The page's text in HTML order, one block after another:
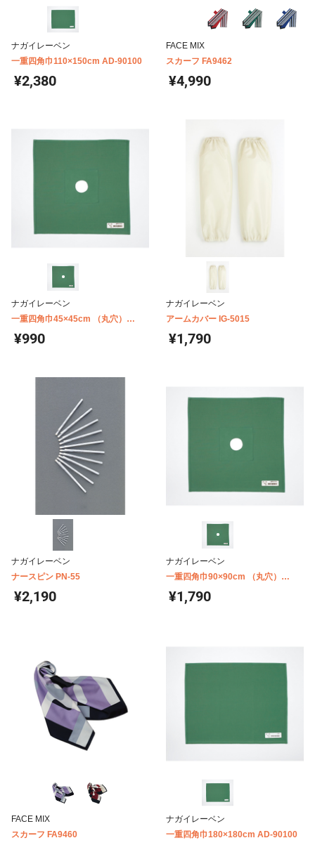
ナガイレーベン
一重四角巾110×150cm AD-90100
¥2,380
FACE MIX
スカーフ FA9462
¥4,990
ナガイレーベン
一重四角巾45×45cm （丸穴）
φ6cm AD-90301
¥990
ナガイレーベン
アームカバー IG-5015
¥1,790
ナガイレーベン
ナースピン PN-55
¥2,190
ナガイレーベン
一重四角巾90×90cm （丸穴）
φ6cm AD-90301
¥1,790
FACE MIX
スカーフ FA9460
ナガイレーベン
一重四角巾180×180cm AD-90100